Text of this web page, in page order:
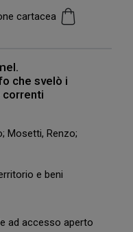
cartacea
che svelò i
Mosetti, Renzo;
e beni
ad accesso aperto